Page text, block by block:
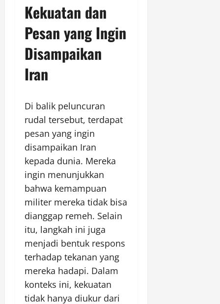
Kekuatan dan
Pesan yang Ingin
Disampaikan
Iran
Di balik peluncuran
rudal tersebut, terdapat
pesan yang ingin
disampaikan Iran
kepada dunia. Mereka
ingin menunjukkan
bahwa kemampuan
militer mereka tidak bisa
dianggap remeh. Selain
itu, langkah ini juga
menjadi bentuk respons
terhadap tekanan yang
mereka hadapi. Dalam
konteks ini, kekuatan
tidak hanya diukur dari